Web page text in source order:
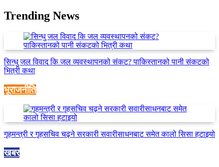
Trending News
सिन्धु जल विवाद कि जल व्यवस्थापनको संकट? पाकिस्तानको पानी संकटको
भित्री कथा
भूराजनीति
गृहमन्त्री र गृहसचिव चढ्ने सरकारी सवारीसाधनबाट समेत कालो सिसा हटाइयो
खबर